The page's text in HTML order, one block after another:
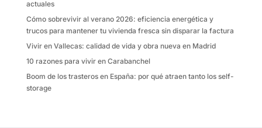
actuales
Cómo sobrevivir al verano 2026: eficiencia energética y
trucos para mantener tu vivienda fresca sin disparar la factura
Vivir en Vallecas: calidad de vida y obra nueva en Madrid
10 razones para vivir en Carabanchel
Boom de los trasteros en España: por qué atraen tanto los self-
storage